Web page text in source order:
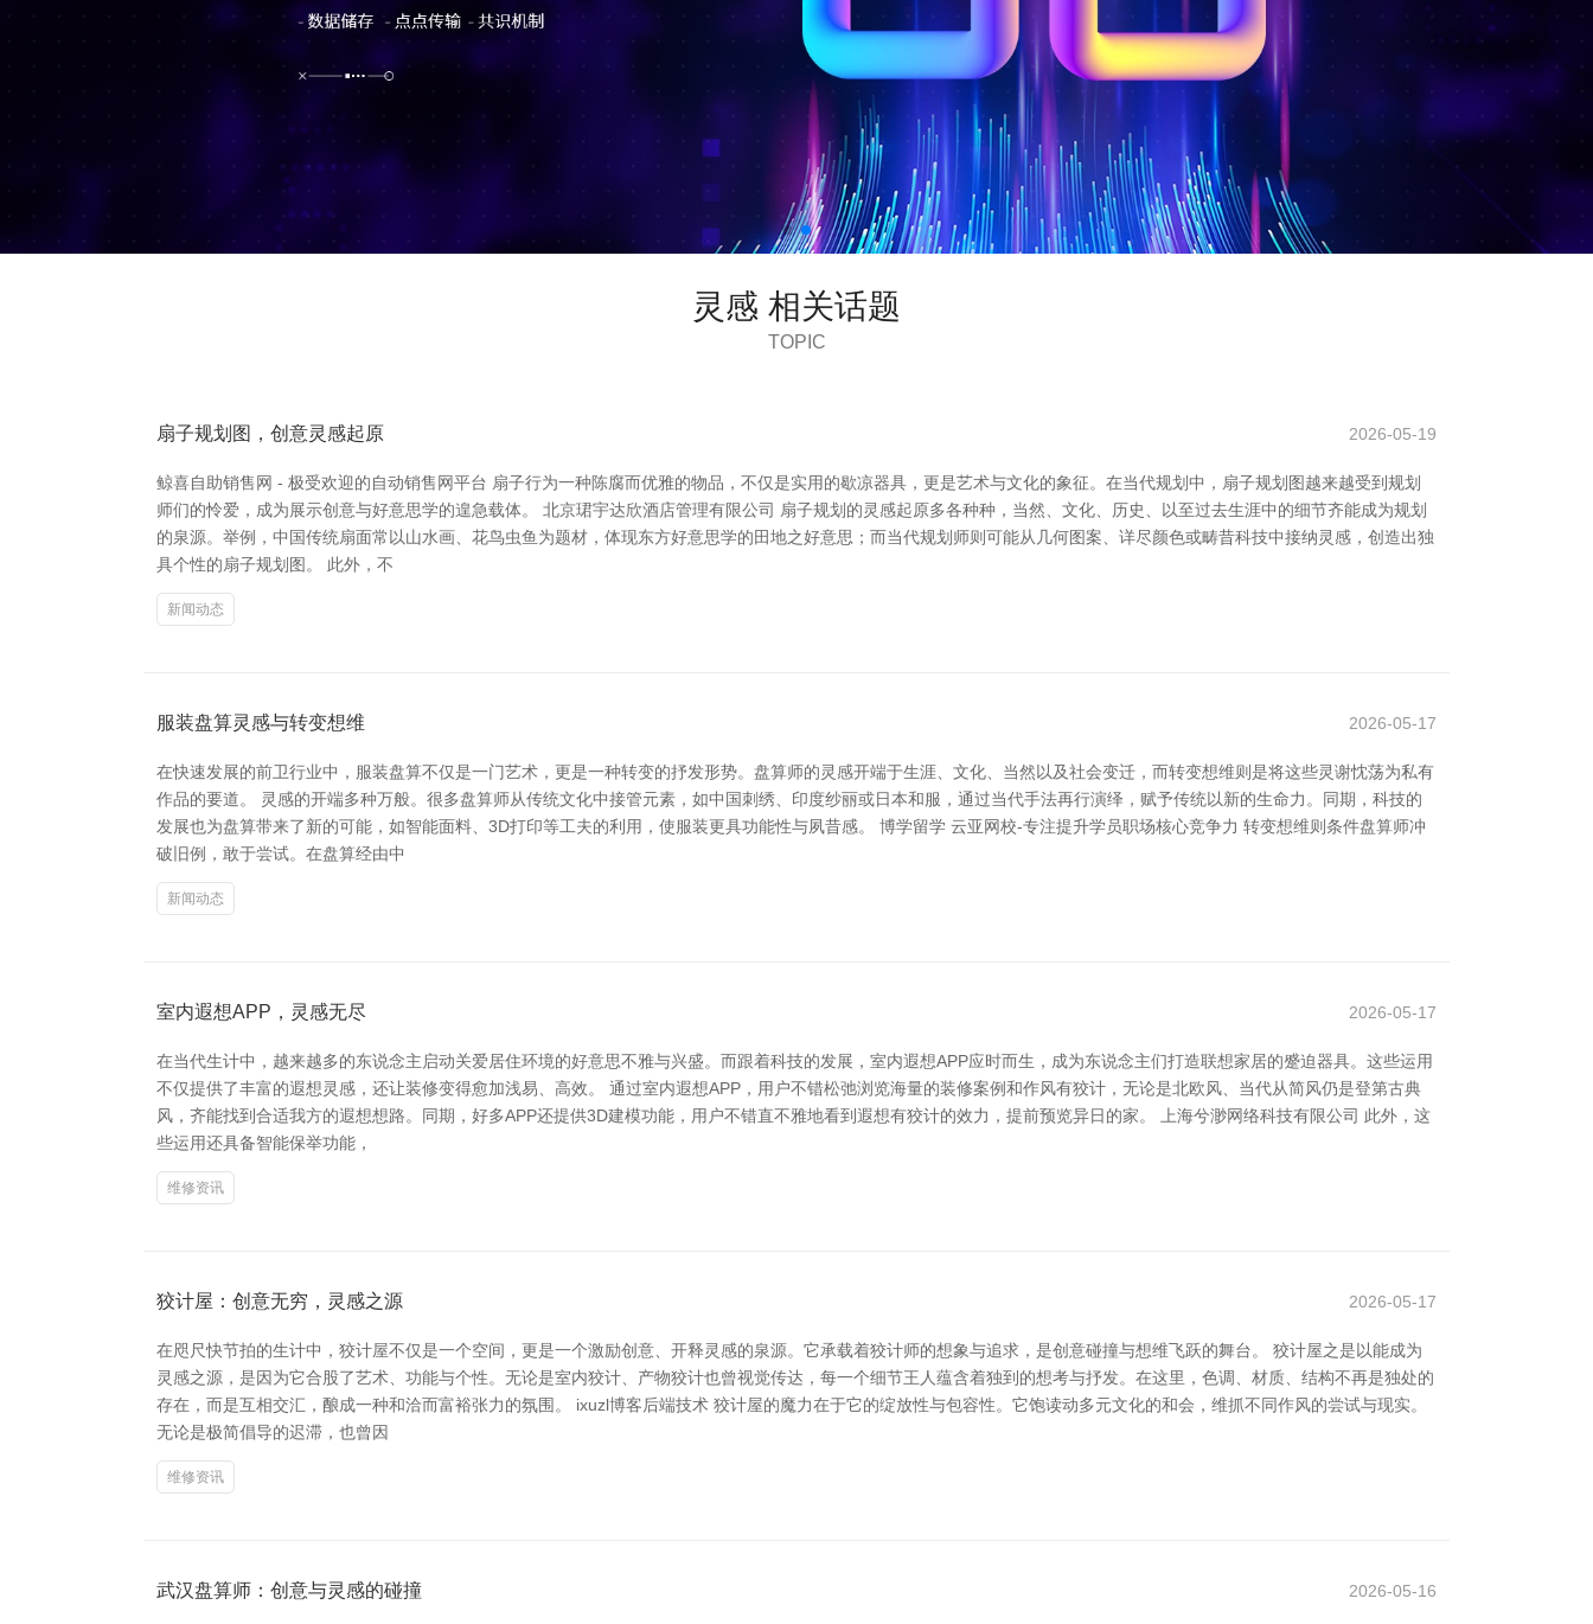
灵感 相关话题
TOPIC
扇子规划图，创意灵感起原 2026-05-19
鲸喜自助销售网 - 极受欢迎的自动销售网平台 扇子行为一种陈腐而优雅的物品，不仅是实用的歇凉器具，更是艺术与文化的象征。在当代规划中，扇子规划图越来越受到规划
师们的怜爱，成为展示创意与好意思学的遑急载体。 北京珺宇达欣酒店管理有限公司 扇子规划的灵感起原多各种种，当然、文化、历史、以至过去生涯中的细节齐能成为规划
的泉源。举例，中国传统扇面常以山水画、花鸟虫鱼为题材，体现东方好意思学的田地之好意思；而当代规划师则可能从几何图案、详尽颜色或畴昔科技中接纳灵感，创造出独
具个性的扇子规划图。 此外，不
新闻动态
服装盘算灵感与转变想维 2026-05-17
在快速发展的前卫行业中，服装盘算不仅是一门艺术，更是一种转变的抒发形势。盘算师的灵感开端于生涯、文化、当然以及社会变迁，而转变想维则是将这些灵谢忱荡为私有
作品的要道。 灵感的开端多种万般。很多盘算师从传统文化中接管元素，如中国刺绣、印度纱丽或日本和服，通过当代手法再行演绎，赋予传统以新的生命力。同期，科技的
发展也为盘算带来了新的可能，如智能面料、3D打印等工夫的利用，使服装更具功能性与夙昔感。 博学留学 云亚网校-专注提升学员职场核心竞争力 转变想维则条件盘算师冲
破旧例，敢于尝试。在盘算经由中
新闻动态
室内遐想APP，灵感无尽 2026-05-17
在当代生计中，越来越多的东说念主启动关爱居住环境的好意思不雅与兴盛。而跟着科技的发展，室内遐想APP应时而生，成为东说念主们打造联想家居的蹙迫器具。这些运用
不仅提供了丰富的遐想灵感，还让装修变得愈加浅易、高效。 通过室内遐想APP，用户不错松弛浏览海量的装修案例和作风有狡计，无论是北欧风、当代从简风仍是登第古典
风，齐能找到合适我方的遐想想路。同期，好多APP还提供3D建模功能，用户不错直不雅地看到遐想有狡计的效力，提前预览异日的家。 上海兮渺网络科技有限公司 此外，这
些运用还具备智能保举功能，
维修资讯
狡计屋：创意无穷，灵感之源 2026-05-17
在咫尺快节拍的生计中，狡计屋不仅是一个空间，更是一个激励创意、开释灵感的泉源。它承载着狡计师的想象与追求，是创意碰撞与想维飞跃的舞台。 狡计屋之是以能成为
灵感之源，是因为它合股了艺术、功能与个性。无论是室内狡计、产物狡计也曾视觉传达，每一个细节王人蕴含着独到的想考与抒发。在这里，色调、材质、结构不再是独处的
存在，而是互相交汇，酿成一种和洽而富裕张力的氛围。 ixuzl博客后端技术 狡计屋的魔力在于它的绽放性与包容性。它饱读动多元文化的和会，维抓不同作风的尝试与现实。
无论是极简倡导的迟滞，也曾因
维修资讯
武汉盘算师：创意与灵感的碰撞 2026-05-16